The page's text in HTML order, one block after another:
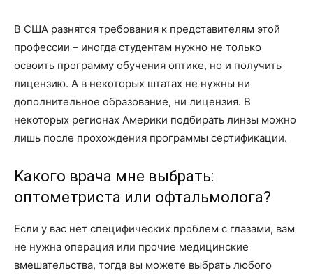
В США разнятся требования к представителям этой
профессии – иногда студентам нужно не только
освоить программу обучения оптике, но и получить
лицензию. А в некоторых штатах не нужны ни
дополнительное образование, ни лицензия. В
некоторых регионах Америки подбирать линзы можно
лишь после прохождения программы сертификации.
Какого врача мне выбрать:
оптометриста или офтальмолога?
Если у вас нет специфических проблем с глазами, вам
не нужна операция или прочие медицинские
вмешательства, тогда вы можете выбрать любого